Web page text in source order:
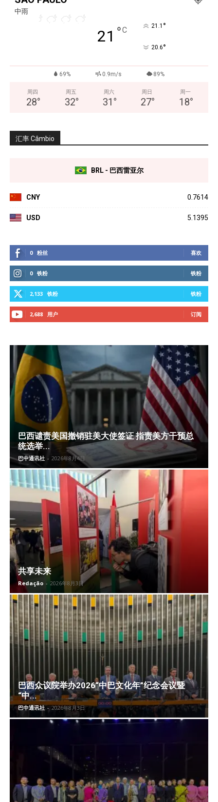
中雨
21 °C 21.1 °
20.6°
69% 0.9m/s 89%
周四
28°
周五
32°
周六
31 °
周日
27°
周一
18°
汇率 Câmbio
BRL - 巴西雷亚尔
CNY 0.7614
USD 5.1395
0 粉丝 喜欢
0 铁粉 铁粉
2,133 铁粉 铁粉
2,688 用户 订阅
巴西谴责美国撤销驻美大使签证 指责美方干预总
统选举...
巴中通讯社 - 2026年8月4日
共享未来
Redação - 2026年8月3日
巴西众议院举办2026“中巴文化年”纪念会议暨
“中...
巴中通讯社 - 2026年8月3日